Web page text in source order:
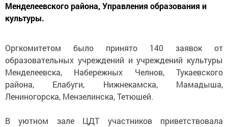
Менделеевского района, Управления образования и
культуры.
Оргкомитетом было принято 140 заявок от
образовательных учреждений и учреждений культуры
Менделеевска, Набережных Челнов, Тукаевского
района, Елабуги, Нижнекамска, Мамадыша,
Лениногорска, Мензелинска, Тетюшей.
В уютном зале ЦДТ участников приветствовала